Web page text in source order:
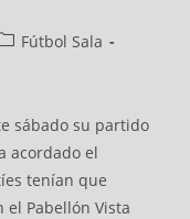
Fútbol Sala
sábado su partido
acordado el
tenían que
Pabellón Vista